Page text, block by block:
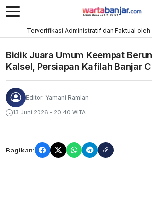
Terverifikasi Administratif dan Faktual oleh
Bidik Juara Umum Keempat
Kalsel, Persiapan Kafilah Banjar
Editor: Yamani Ramlan
13 Juni 2026 - 20:40 WITA
Bagikan: